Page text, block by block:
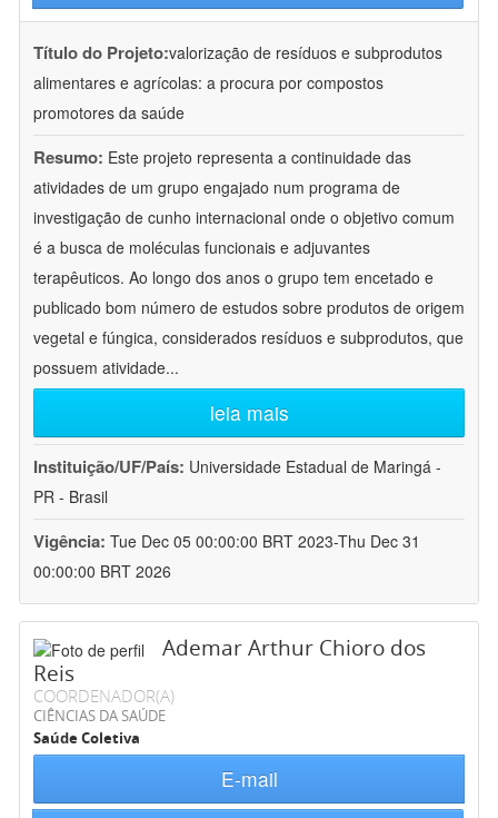
Título do Projeto:valorização de resíduos e subprodutos
alimentares e agrícolas: a procura por compostos
promotores da saúde
Resumo: Este projeto representa a continuidade das
atividades de um grupo engajado num programa de
investigação de cunho internacional onde o objetivo comum
é a busca de moléculas funcionais e adjuvantes
terapêuticos. Ao longo dos anos o grupo tem encetado e
publicado bom número de estudos sobre produtos de origem
vegetal e fúngica, considerados resíduos e subprodutos, que
possuem atividade...
leia mais
Instituição/UF/País: Universidade Estadual de Maringá -
PR - Brasil
Vigência: Tue Dec 05 00:00:00 BRT 2023-Thu Dec 31
00:00:00 BRT 2026
Ademar Arthur Chioro dos
Reis
COORDENADOR(A)
CIÊNCIAS DA SAÚDE
Saúde Coletiva
E-mail